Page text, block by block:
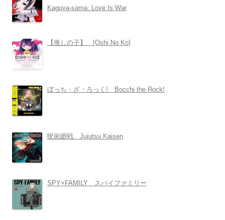
Kaguya-sama: Love Is War
【推しの子】 [Oshi No Ko]
ぼっち・ざ・ろっく! Bocchi the Rock!
呪術廻戦 Jujutsu Kaisen
SPY×FAMILY スパイファミリー